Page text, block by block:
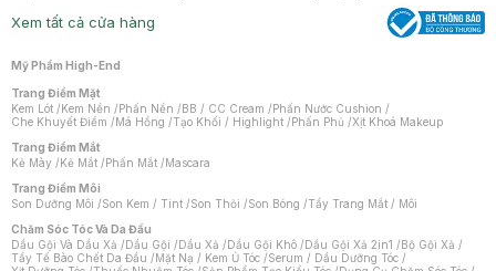
Xem tất cả cửa hàng
Mỹ Phẩm High-End
Trang Điểm Mặt
Kem Lót /Kem Nền /Phấn Nền /BB / CC Cream /Phấn Nước Cushion /
Che Khuyết Điểm /Má Hồng /Tạo Khối / Highlight /Phấn Phủ /Xịt Khoá Makeup
Trang Điểm Mắt
Kẻ Mày /Kẻ Mắt /Phấn Mắt /Mascara
Trang Điểm Môi
Son Dưỡng Môi /Son Kem / Tint /Son Thỏi /Son Bóng /Tẩy Trang Mắt / Môi
Chăm Sóc Tóc Và Da Đầu
Dầu Gội Và Dầu Xả /Dầu Gội /Dầu Xả /Dầu Gội Khô /Dầu Gội Xả 2in1 /Bộ Gội Xả /
Tẩy Tế Bào Chết Da Đầu /Mặt Nạ / Kem Ủ Tóc /Serum / Dầu Dưỡng Tóc /